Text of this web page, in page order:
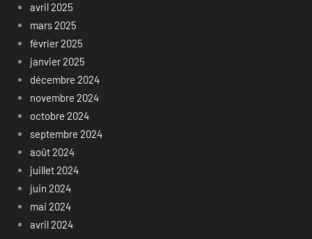
avril 2025
mars 2025
février 2025
janvier 2025
décembre 2024
novembre 2024
octobre 2024
septembre 2024
août 2024
juillet 2024
juin 2024
mai 2024
avril 2024